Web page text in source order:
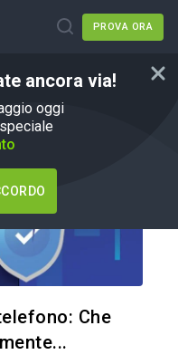
PROVA ORA
ancora via!
oggi
Che